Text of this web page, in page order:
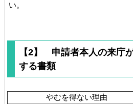
い。
【2】 申請者本人の来庁
する書類
やむを得ない理由